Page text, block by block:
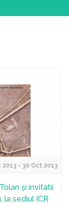
2013 - 30 Oct 2013
și invitatii
la sediul ICR